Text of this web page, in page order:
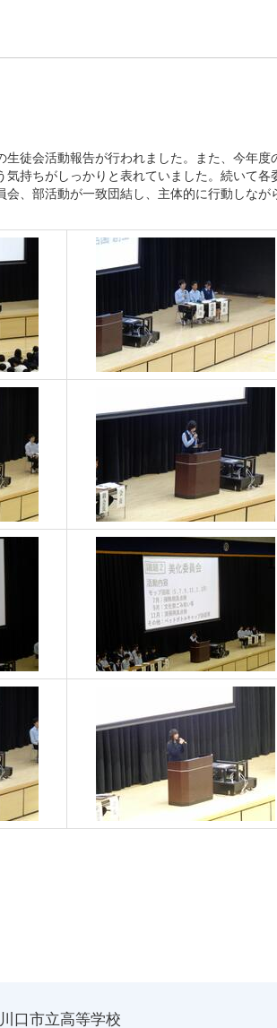
徒会活動報告が行われました。また、今年度
持ちがしっかりと表れていました。続いて各
、部活動が一致団結し、主体的に行動しなが
川口市立高等学校